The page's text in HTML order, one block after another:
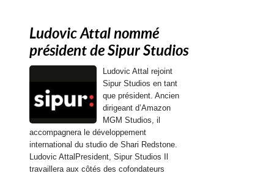
Ludovic Attal nommé
président de Sipur Studios
Ludovic Attal rejoint
Sipur Studios en tant
que président. Ancien
dirigeant d’Amazon
MGM Studios, il
accompagnera le développement
international du studio de Shari Redstone.
Ludovic AttalPresident, Sipur Studios Il
travaillera aux côtés des cofondateurs